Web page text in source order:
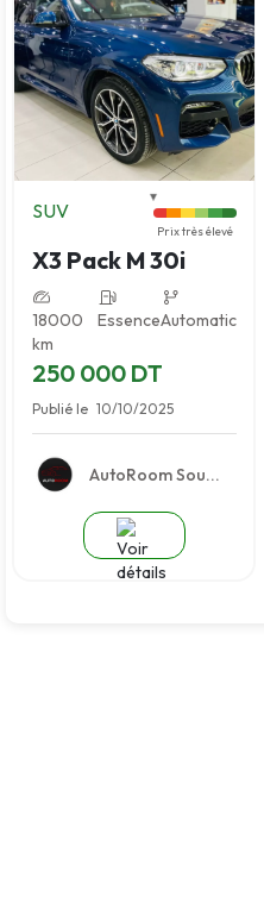
SUV
Prix très élevé
X3 Pack M 30i
18000
km
EssenceAutomatic
250 000 DT
Publié le 10/10/2025
AutoRoom Sou...